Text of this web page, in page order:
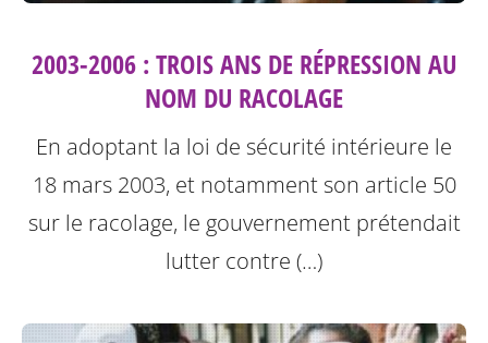
2003-2006 : TROIS ANS DE RÉPRESSION AU
NOM DU RACOLAGE
En adoptant la loi de sécurité intérieure le
18 mars 2003, et notamment son article 50
sur le racolage, le gouvernement prétendait
lutter contre (…)